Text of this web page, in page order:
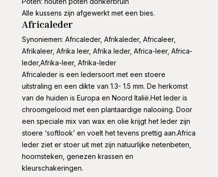
Alle kussens zijn afgewerkt met een bies.
Africaleder
Synoniemen: Africaleder, Afrikaleder, Africaleer,
Afrikaleer, Afrika leer, Afrika leder, Africa-leer, Africa-
leder,Afrika-leer, Afrika-leder
Africaleder is een ledersoort met een stoere
uitstraling en een dikte van 1.3- 1.5 mm. De herkomst
van de huiden is Europa en Noord Italië.Het leder is
chroomgelooid met een plantaardige nalooiing. Door
een speciale mix van wax en olie krijgt het leder zijn
stoere ‘softlook’ en voelt het tevens prettig aan.Africa
leder ziet er stoer uit met zijn natuurlijke netenbeten,
hoornsteken, genezen krassen en
kleurschakeringen.